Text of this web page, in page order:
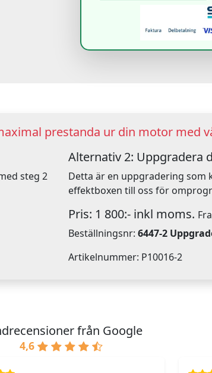
prestanda ur din motor med
steg 2
Alternativ 2: Uppgradera
Detta är en uppgradering som
effektboxen till oss för
Pris: 1 800:- inkl moms.
Beställningsnr: 6447-2
Artikelnummer: P10016-2
från Google
4,6